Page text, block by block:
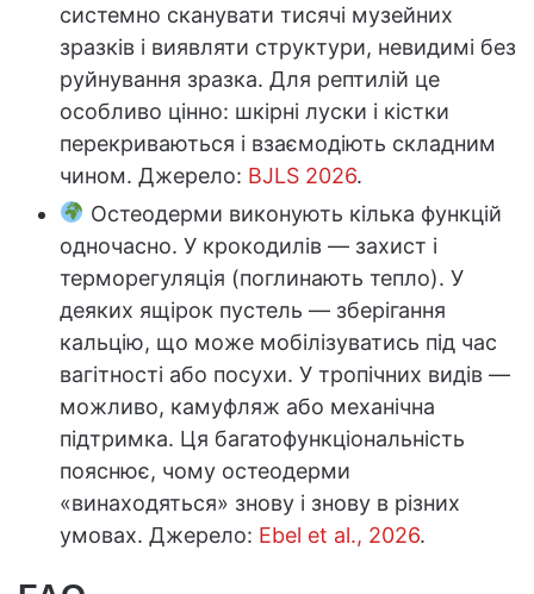
системно сканувати тисячі музейних
зразків і виявляти структури, невидимі без
руйнування зразка. Для рептилій це
особливо цінно: шкірні луски і кістки
перекриваються і взаємодіють складним
чином. Джерело: BJLS 2026.
Остеодерми виконують кілька функцій
одночасно. У крокодилів — захист і
терморегуляція (поглинають тепло). У
деяких ящірок пустель — зберігання
кальцію, що може мобілізуватись під час
вагітності або посухи. У тропічних видів —
можливо, камуфляж або механічна
підтримка. Ця багатофункціональність
пояснює, чому остеодерми
«винаходяться» знову і знову в різних
умовах. Джерело: Ebel et al., 2026.